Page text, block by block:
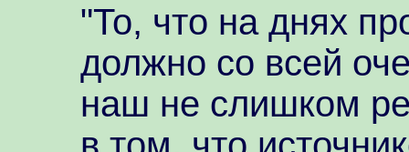
"То, что на днях
должно со всей
наш не слишком